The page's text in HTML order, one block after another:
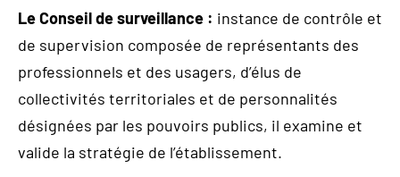
Le Conseil de surveillance : instance de contrôle et
de supervision composée de représentants des
professionnels et des usagers, d’élus de
collectivités territoriales et de personnalités
désignées par les pouvoirs publics, il examine et
valide la stratégie de l’établissement.